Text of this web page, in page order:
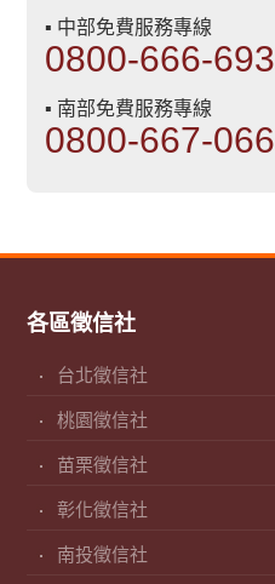
▪ 中部免費服務專線
0800-666-693
▪ 南部免費服務專線
0800-667-066
各區徵信社
台北徵信社
桃園徵信社
苗栗徵信社
彰化徵信社
南投徵信社